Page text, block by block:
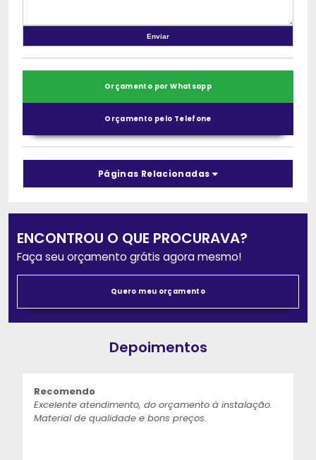
Orçamento por Whatsapp
Orçamento pelo Telefone
Páginas Relacionadas
ENCONTROU O QUE PROCURAVA?
Faça seu orçamento grátis agora mesmo!
Quero meu orçamento
Depoimentos
Recomendo
Excelente atendimento, do orçamento à instalação.
Material de qualidade e bons preços.